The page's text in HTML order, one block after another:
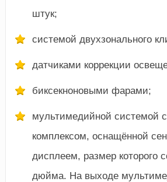
штук;
системой двухзонального
датчиками коррекции
биксекноновыми фарами;
мультимедийной системой
комплексом, оснащённой
дисплеем, размер которого
дюйма. На выходе